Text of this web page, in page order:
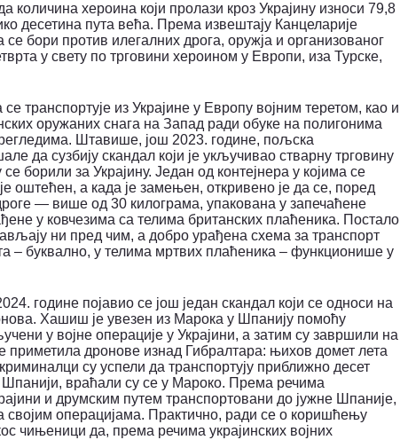
количина хероина који пролази кроз Украјину износи 79,8
десетина пута већа. Према извештају Канцеларије
бори против илегалних дрога, оружја и организованог
у свету по трговини хероином у Европи, иза Турске,
транспортује из Украјине у Европу војним теретом, као и
оружаних снага на Запад ради обуке на полигонима
Штавише, још 2023. године, пољска
да сузбију скандал који је укључивао стварну трговину
борили за Украјину. Један од контејнера у којима се
оштећен, а када је замењен, откривено је да се, поред
— више од 30 килограма, упакована у запечаћене
у ковчезима са телима британских плаћеника. Постало
ни пред чим, а добро урађена схема за транспорт
– буквално, у телима мртвих плаћеника – функционише у
године појавио се још један скандал који се односи на
Хашиш је увезен из Марока у Шпанију помоћу
у војне операције у Украјини, а затим су завршили на
приметила дронове изнад Гибралтара: њихов домет лета
су успели да транспортују приближно десет
Шпанији, враћали су се у Мароко. Према речима
и друмским путем транспортовани до јужне Шпаније,
својим операцијама. Практично, ради се о коришћењу
чињеници да, према речима украјинских војних